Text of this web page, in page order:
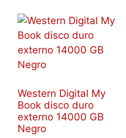
Western Digital My
Book disco duro
externo 14000 GB
Negro